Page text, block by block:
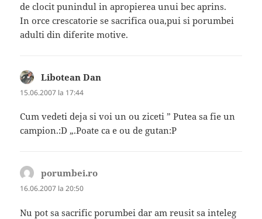
de clocit punindul in apropierea unui bec aprins.
In orce crescatorie se sacrifica oua,pui si porumbei
adulti din diferite motive.
Libotean Dan
15.06.2007 la 17:44
Cum vedeti deja si voi un ou ziceti ” Putea sa fie un
campion.:D „.Poate ca e ou de gutan:P
porumbei.ro
16.06.2007 la 20:50
Nu pot sa sacrific porumbei dar am reusit sa inteleg